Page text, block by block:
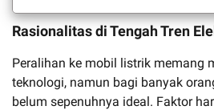
Rasionalitas di Tengah Tren
Peralihan ke mobil listrik memang
teknologi, namun bagi banyak
belum sepenuhnya ideal. Faktor